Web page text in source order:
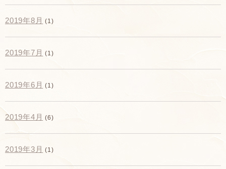
2019年8月 (1)
2019年7月 (1)
2019年6月 (1)
2019年4月 (6)
2019年3月 (1)